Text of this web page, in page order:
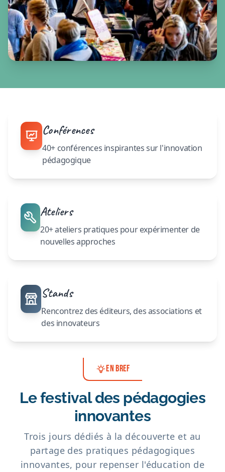
Conférences
40+ conférences inspirantes sur l'innovation
pédagogique
Ateliers
20+ ateliers pratiques pour expérimenter de
nouvelles approches
Stands
Rencontrez des éditeurs, des associations et
des innovateurs
EN BREF
Le festival des pédagogies
innovantes
Trois jours dédiés à la découverte et au
partage des pratiques pédagogiques
innovantes, pour repenser l'éducation de